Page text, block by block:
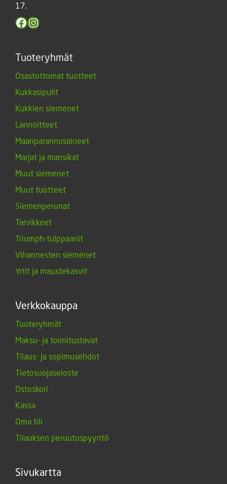
17.
Facebook
Instagram
Tuoteryhmät
Osastottomat tuotteet
Kukkasipulit
Kukkien siemenet
Lannoitteet
Maanparannusaineet
Marjat ja mansikat
Muut siemenet
Muut tuotteet
Siemenperunat
Tarvikkeet
Triumph-tulppaanit
Vihannesten siemenet
Yrtit ja maustekasvit
Verkkokauppa
Tuoteryhmät
Maksu- ja toimitustavat
Tilaus- ja sopimusehdot
Tietosuojaseloste
Ostoskori
Kassa
Oma tili
Tilauksen peruutuspyyntö
Sivukartta